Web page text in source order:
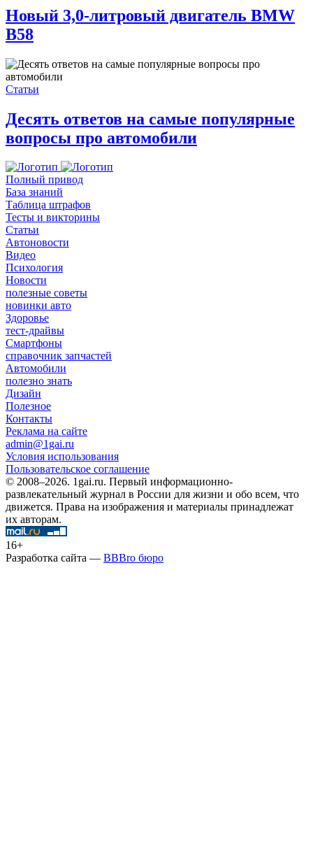
Новый 3,0-литровый двигатель BMW
B58
Статьи
Десять ответов на самые популярные
вопросы про автомобили
Полный привод
База знаний
Таблица штрафов
Тесты и викторины
Статьи
Автоновости
Видео
Психология
Новости
полезные советы
новинки авто
Здоровье
тест-драйвы
Смартфоны
справочник запчастей
Автомобили
полезно знать
Дизайн
Полезное
Контакты
Реклама на сайте
admin@1gai.ru
Условия использования
Пользовательское соглашение
© 2008–2026. 1gai.ru. Первый информационно-
развлекательный журнал в России для жизни и обо всем, что
движется. Права на изображения и материалы принадлежат
их авторам.
16+
Разработка сайта — BBBro бюро